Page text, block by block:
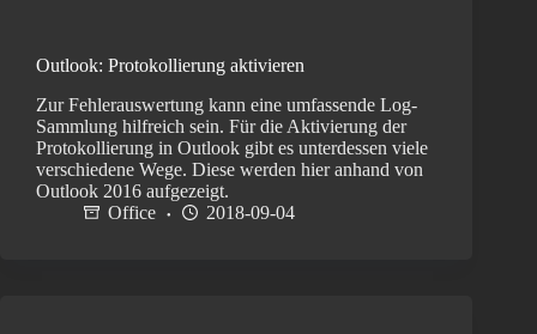
Outlook: Protokollierung aktivieren
Zur Fehlerauswertung kann eine umfassende Log-
Sammlung hilfreich sein. Für die Aktivierung der
Protokollierung in Outlook gibt es unterdessen viele
verschiedene Wege. Diese werden hier anhand von
Outlook 2016 aufgezeigt.
Office
2018-09-04